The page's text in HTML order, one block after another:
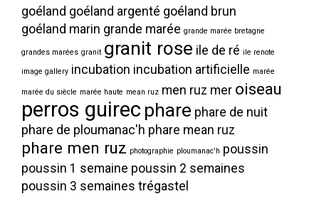
goéland goéland argenté goéland brun
goéland marin grande marée grande marée bretagne
grandes marées granit granit rose ile de ré ile renote
image gallery incubation incubation artificielle marée
marée du siècle marée haute mean ruz men ruz mer oiseau
perros guirec phare phare de nuit
phare de ploumanac'h phare mean ruz
phare men ruz photographie ploumanac'h poussin
poussin 1 semaine poussin 2 semaines
poussin 3 semaines trégastel